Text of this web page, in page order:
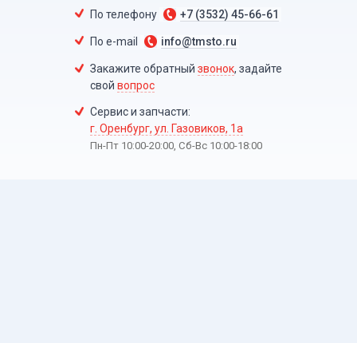
По телефону +7 (3532) 45-66-61
По e-mail info@tmsto.ru
Закажите обратныйзвонок, задайте
свойвопрос
Сервис и запчасти:
г. Оренбург, ул. Газовиков, 1а
Пн-Пт 10:00-20:00, Сб-Вc 10:00-18:00